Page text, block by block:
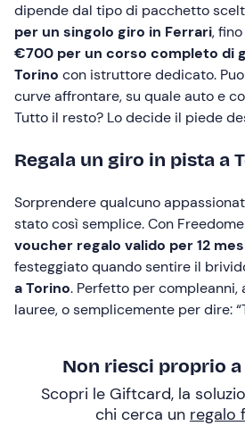
dipende dal tipo di pacchetto
per un singolo giro in Ferrari,
€700 per un corso completo di
Torino con istruttore dedicato.
curve affrontare, su quale auto e
Tutto il resto? Lo decide il piede
Regala un giro in pista a
Sorprendere qualcuno
stato così semplice. Con
voucher regalo valido per 12
festeggiato quando sentire il
a Torino. Perfetto per compleanni,
lauree, o semplicemente per dire:
Non riesci proprio
Scopri le Giftcard, la
chi cerca un regalo